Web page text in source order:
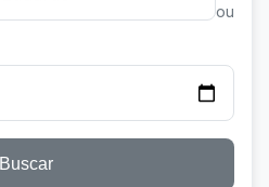
ou
Buscar